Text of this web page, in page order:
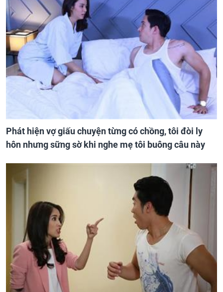
Phát hiện vợ giấu chuyện từng có chồng, tôi đòi ly
hôn nhưng sững sờ khi nghe mẹ tôi buông câu này